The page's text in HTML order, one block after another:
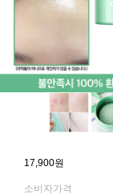
17,900원
소비자가격